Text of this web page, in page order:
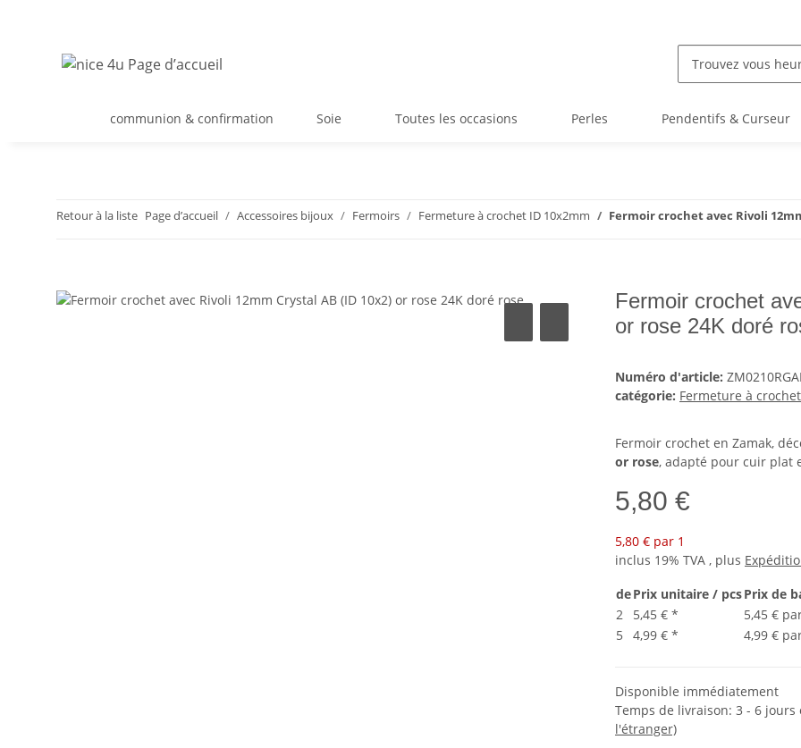
communion & confirmation Soie Toutes les occasions Perles Pendentifs & Curseur
Retour à la liste Page d’accueil Accessoires bijoux Fermoirs Fermeture à crochet ID 10x2mm Fermoir crochet avec Rivoli
Fermoir crochet
or rose 24K doré
Numéro d'article:
catégorie: Fermeture à
Fermoir crochet en Zamak,
or rose, adapté pour cuir plat
5,80 €
5,80 € par 1
inclus 19% TVA , plus
dePrix unitaire / pcsPrix de
2
5,45 € *
5,45 €
5
4,99 € * 4,99 €
Disponible immédiatement
Temps de livraison: 3 - 6 jours
l'étranger)